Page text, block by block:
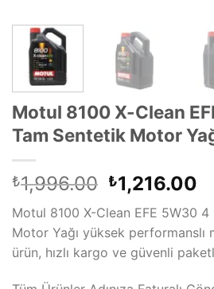
Motul 8100 X-Clean
Tam Sentetik Motor
₺1,996.00 Orijinal
fiyat:
₺1,996.00.
₺1,216.00
Motul 8100 X-Clean EFE 5W30
Motor Yağı yüksek performanslı
ürün, hızlı kargo ve güvenli